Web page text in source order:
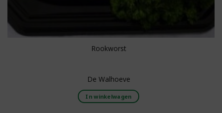
Rookworst
De Walhoeve
In winkelwagen